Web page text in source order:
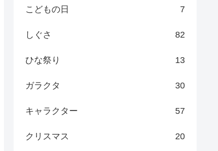
こどもの日 7
しぐさ 82
ひな祭り 13
ガラクタ 30
キャラクター 57
クリスマス 20